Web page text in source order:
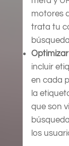
motores
trata tu
incluir
en cada
la
que son
los